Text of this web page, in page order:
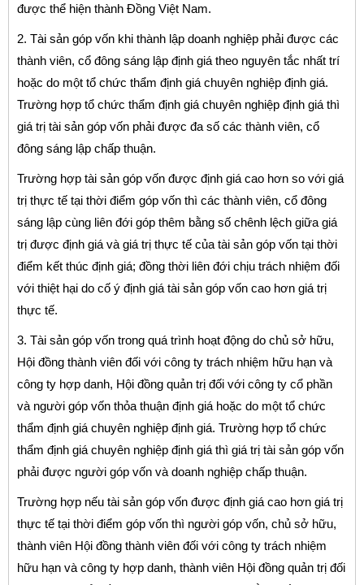
được thể hiện thành Đồng Việt Nam.
2. Tài sản góp vốn khi thành lập doanh nghiệp phải được các
thành viên, cổ đông sáng lập định giá theo nguyên tắc nhất trí
hoặc do một tổ chức thẩm định giá chuyên nghiệp định giá.
Trường hợp tổ chức thẩm định giá chuyên nghiệp định giá thì
giá trị tài sản góp vốn phải được đa số các thành viên, cổ
đông sáng lập chấp thuận.
Trường hợp tài sản góp vốn được định giá cao hơn so với giá
trị thực tế tại thời điểm góp vốn thì các thành viên, cổ đông
sáng lập cùng liên đới góp thêm bằng số chênh lệch giữa giá
trị được định giá và giá trị thực tế của tài sản góp vốn tại thời
điểm kết thúc định giá; đồng thời liên đới chịu trách nhiệm đối
với thiệt hại do cố ý định giá tài sản góp vốn cao hơn giá trị
thực tế.
3. Tài sản góp vốn trong quá trình hoạt động do chủ sở hữu,
Hội đồng thành viên đối với công ty trách nhiệm hữu hạn và
công ty hợp danh, Hội đồng quản trị đối với công ty cổ phần
và người góp vốn thỏa thuận định giá hoặc do một tổ chức
thẩm định giá chuyên nghiệp định giá. Trường hợp tổ chức
thẩm định giá chuyên nghiệp định giá thì giá trị tài sản góp vốn
phải được người góp vốn và doanh nghiệp chấp thuận.
Trường hợp nếu tài sản góp vốn được định giá cao hơn giá trị
thực tế tại thời điểm góp vốn thì người góp vốn, chủ sở hữu,
thành viên Hội đồng thành viên đối với công ty trách nhiệm
hữu hạn và công ty hợp danh, thành viên Hội đồng quản trị đối